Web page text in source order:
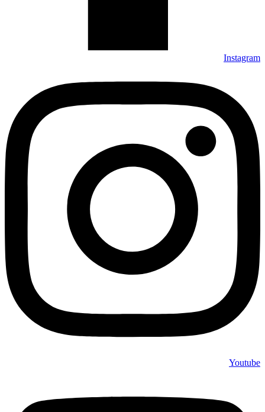
Instagram
Youtube